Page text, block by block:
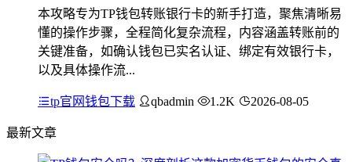
本攻略专为TP钱包转账银行卡的新手打造，聚焦清晰易
懂的操作步骤，全程简化复杂流程，内容涵盖转账前的
关键准备，如确认钱包已实名认证、绑定有效银行卡，
以及具体操作流...
tp官网钱包下载 qbadmin 1.2K 2026-08-05
最新文章